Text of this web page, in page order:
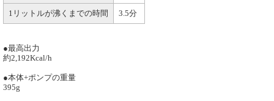
1リットルが沸くまでの時間 3.5分
●最高出力
約2,192Kcal/h
●本体+ポンプの重量
395g